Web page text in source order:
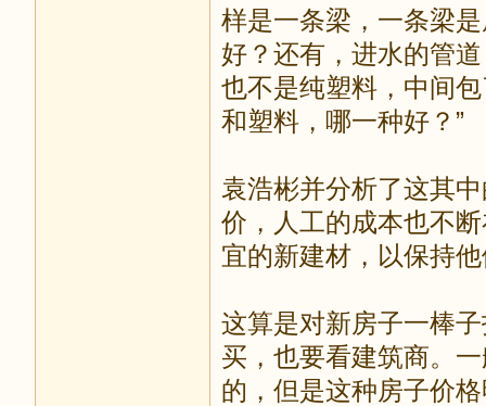
样是一条梁，一条梁
好？还有，进水的管
也不是纯塑料，中间
和塑料，哪一种好？”
袁浩彬并分析了这其
价，人工的成本也不
宜的新建材，以保持
这算是对新房子一棒
买，也要看建筑商。
的，但是这种房子价